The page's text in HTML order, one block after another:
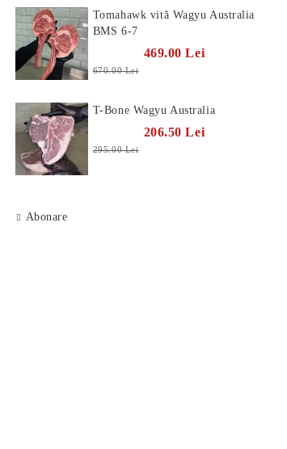
Tomahawk vită Wagyu Australia
BMS 6-7
469.00 Lei
670.00 Lei
T-Bone Wagyu Australia
206.50 Lei
295.00 Lei
Abonare